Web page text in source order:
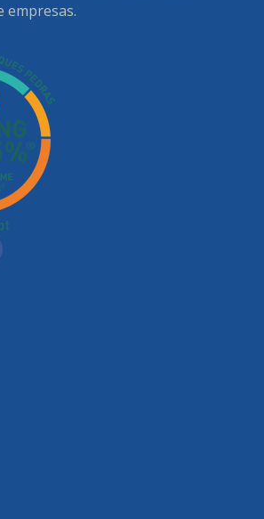
empresas.